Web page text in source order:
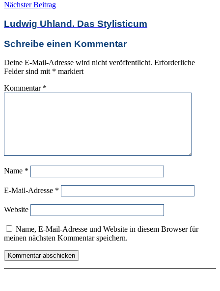
Nächster Beitrag
Ludwig Uhland. Das Stylisticum
Schreibe einen Kommentar
Deine E-Mail-Adresse wird nicht veröffentlicht. Erforderliche
Felder sind mit * markiert
Kommentar *
Name *
E-Mail-Adresse *
Website
Name, E-Mail-Adresse und Website in diesem Browser für
meinen nächsten Kommentar speichern.